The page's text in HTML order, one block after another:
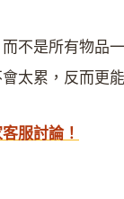
不是所有物品
太累，反而更
服討論！